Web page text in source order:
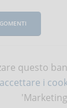
questo
accettare i